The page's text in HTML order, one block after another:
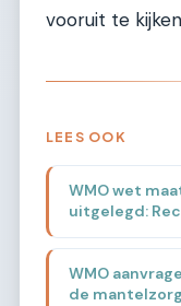
vooruit te
LEES OOK
WMO wet
uitgelegd:
WMO
de